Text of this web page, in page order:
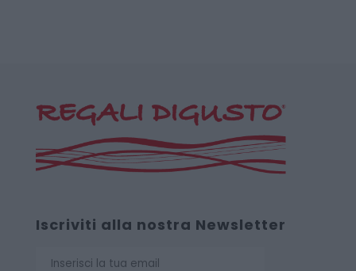
Iscriviti alla nostra Newsletter